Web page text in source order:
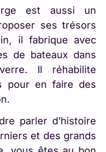
est aussi un
ses trésors
il fabrique avec
de bateaux dans
Il réhabilite
pour en faire des
parler d’histoire
et des grands